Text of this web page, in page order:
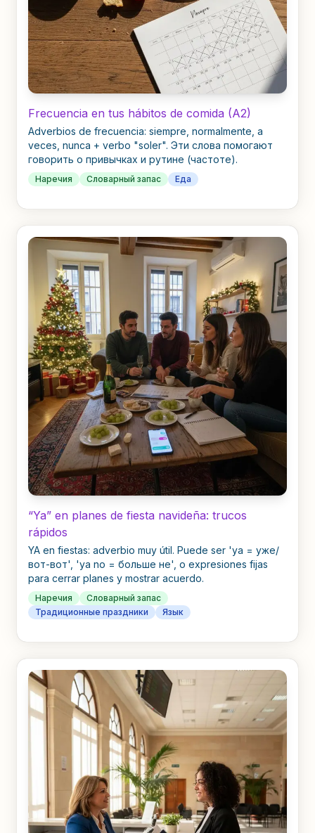
Frecuencia en tus hábitos de comida (A2)
Adverbios de frecuencia: siempre, normalmente, a
veces, nunca + verbo "soler". Эти слова помогают
говорить о привычках и рутине (частоте).
Наречия Словарный запас Еда
“Ya” en planes de fiesta navideña: trucos
rápidos
YA en fiestas: adverbio muy útil. Puede ser 'ya = уже/
вот-вот', 'ya no = больше не', o expresiones fijas
para cerrar planes y mostrar acuerdo.
Наречия
Словарный запас
Традиционные праздники
Язык